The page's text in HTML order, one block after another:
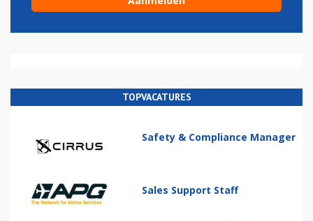
TOPVACATURES
Safety & Compliance Manager
Sales Support Staff